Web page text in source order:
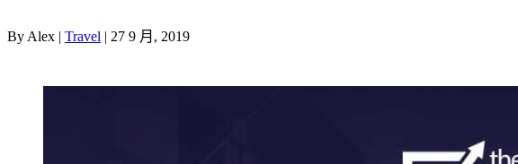
By Alex | Travel | 27 9 月, 2019